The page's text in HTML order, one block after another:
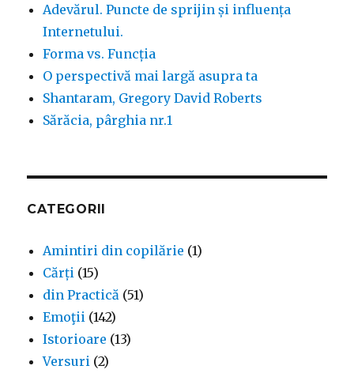
Adevărul. Puncte de sprijin și influența
Internetului.
Forma vs. Funcția
O perspectivă mai largă asupra ta
Shantaram, Gregory David Roberts
Sărăcia, pârghia nr.1
CATEGORII
Amintiri din copilărie (1)
Cărți (15)
din Practică (51)
Emoţii (142)
Istorioare (13)
Versuri (2)